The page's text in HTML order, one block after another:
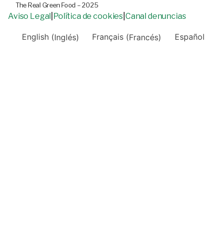
The Real Green Food – 2025
Aviso Legal Política de cookies Canal denuncias
English(Inglés) Français (Francés) Español